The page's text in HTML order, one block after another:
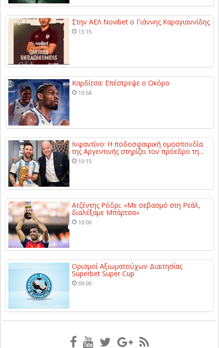
Στην ΑΕΛ Novibet ο Γιάννης Καραγιαννίδης
13:15
Καρδίτσα: Επέστρεψε ο Οκόρο
10:58
Ινφαντίνο: Η ποδοσφαιρική ομοσπονδία
της Αργεντινής στηρίζει τον πρόεδρο τη...
10:15
Ατζέντης Ρόδρι: «Με σεβασμό στη Ρεάλ,
διαλέξαμε Μπάρτσα»
10:00
Ορισμοί Αξιωματούχων Διαιτησίας
Superbet Super Cup
09:00